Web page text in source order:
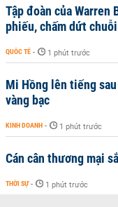
Tập đoàn của Warren
phiếu, chấm dứt
QUỐC TẾ - 1 phút trước
Mi Hồng lên tiếng
vàng bạc
KINH DOANH - 1 phút trước
Cán cân thương mại
THỜI SỰ - 1 phút trước